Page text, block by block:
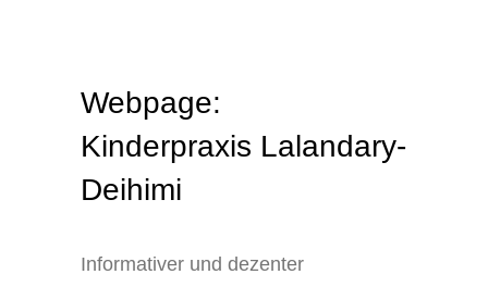
Webpage:
Kinderpraxis Lalandary-
Deihimi
Informativer und dezenter